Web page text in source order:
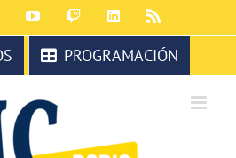
FacebookYouTubeTwitchLinkedIn
PROGRAMACIÓN